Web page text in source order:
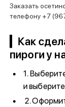
Заказать
телефону +7
▎Как
пироги у
1.
и
2.